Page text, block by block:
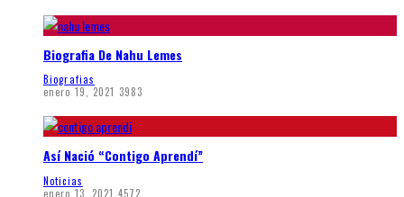
Biografia De Nahu Lemes
Biografias
enero 19, 2021 3983
Así Nació “Contigo Aprendí”
Noticias
enero 13, 2021 4572